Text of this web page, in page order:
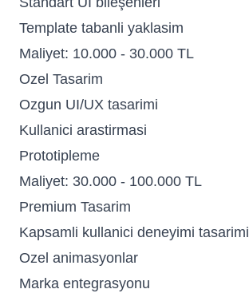
Template tabanli yaklasim
Maliyet: 10.000 - 30.000 TL
Ozel Tasarim
Ozgun UI/UX tasarimi
Kullanici arastirmasi
Prototipleme
Maliyet: 30.000 - 100.000 TL
Premium Tasarim
Kapsamli kullanici deneyimi tasarimi
Ozel animasyonlar
Marka entegrasyonu